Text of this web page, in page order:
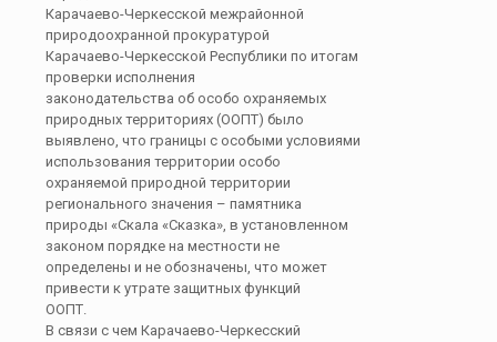
Карачаево-Черкесской межрайонной
природоохранной прокуратурой
Карачаево-Черкесской Республики по итогам
проверки исполнения
законодательства об особо охраняемых
природных территориях (ООПТ) было
выявлено, что границы с особыми условиями
использования территории особо
охраняемой природной территории
регионального значения – памятника
природы «Скала «Сказка», в установленном
законом порядке на местности не
определены и не обозначены, что может
привести к утрате защитных функций
ООПТ.
В связи с чем Карачаево-Черкесский